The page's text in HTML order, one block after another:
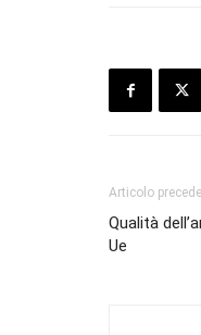
Articolo
Qualità
Ue